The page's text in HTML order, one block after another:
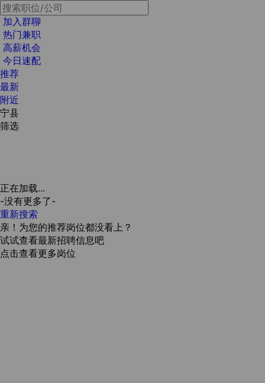
加入群聊
热门兼职
高薪机会
今日速配
推荐
最新
附近
宁县
筛选
正在加载...
-没有更多了-
重新搜索
亲！为您的推荐岗位都没看上？
试试查看最新招聘信息吧
点击查看更多岗位